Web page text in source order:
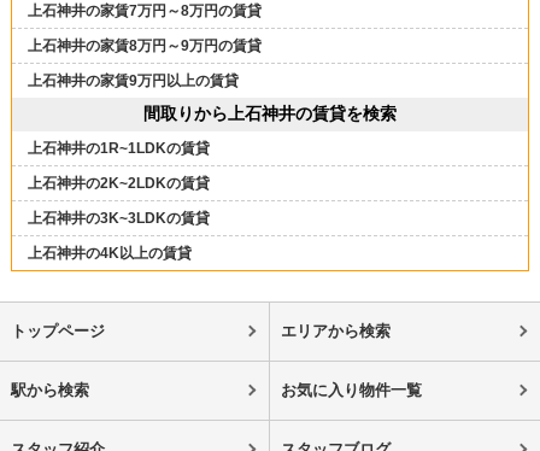
上石神井の家賃7万円～8万円の賃貸
上石神井の家賃8万円～9万円の賃貸
上石神井の家賃9万円以上の賃貸
間取りから上石神井の賃貸を検索
上石神井の1R~1LDKの賃貸
上石神井の2K~2LDKの賃貸
上石神井の3K~3LDKの賃貸
上石神井の4K以上の賃貸
トップページ エリアから検索
駅から検索 お気に入り物件一覧